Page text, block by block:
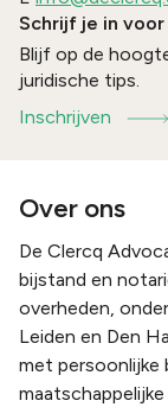
Schrijf je in
Blijf op de
juridische tips.
Inschrijven
Over ons
De Clercq
bijstand en
overheden,
Leiden en Den
met persoonlijke